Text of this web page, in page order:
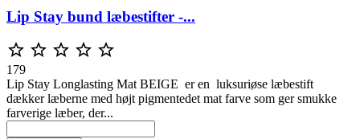
Lip Stay bund læbestifter -...
    
179
Lip Stay Longlasting Mat BEIGE er en luksuriøse læbestift
dækker læberne med højt pigmentedet mat farve som ger smukke
farverige læber, der...